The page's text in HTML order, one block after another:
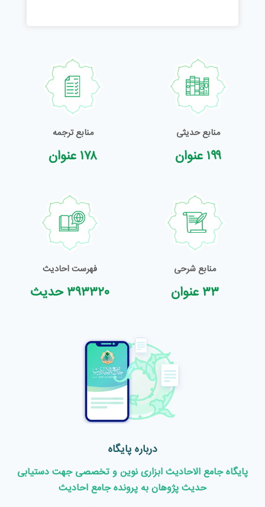
منابع حدیثی
۱۹۹ عنوان
منابع ترجمه
۱۷۸ عنوان
منابع شرحی
۳۳ عنوان
فهرست احادیث
۳۹۳۳۲۰ حدیث
درباره پایگاه
پایگاه جامع الاحادیث ابزاری نوین و تخصصی جهت دستیابی
حدیث پژوهان به پرونده جامع احادیث